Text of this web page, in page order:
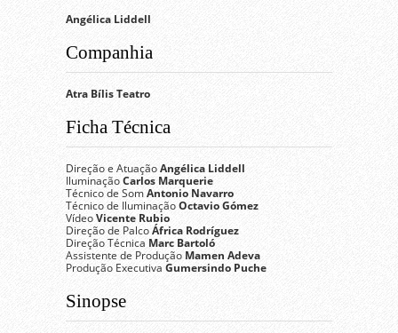
Angélica Liddell
Companhia
Atra Bílis Teatro
Ficha Técnica
Direção e AtuaçãoAngélica Liddell
IluminaçãoCarlos Marquerie
Técnico de SomAntonio Navarro
Técnico de IluminaçãoOctavio Gómez
VídeoVicente Rubio
Direção de PalcoÁfrica Rodríguez
Direção Técnica Marc Bartoló
Assistente de Produção Mamen Adeva
Produção Executiva Gumersindo Puche
Sinopse